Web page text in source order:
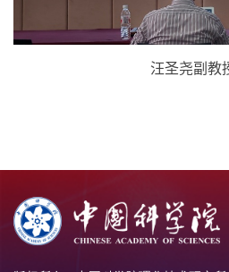
汪圣尧副教